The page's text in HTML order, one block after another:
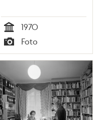
Tid
1970
Typ
Foto